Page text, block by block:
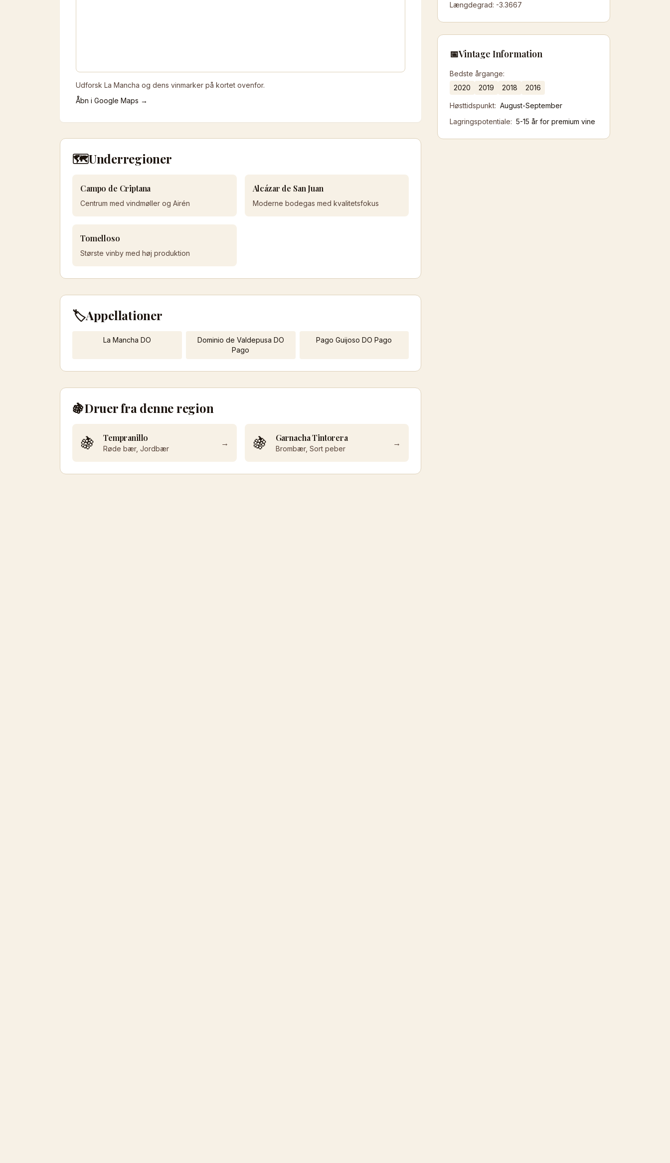
Udforsk La Mancha og dens vinmarker på kortet ovenfor.
Åbn i Google Maps →
🗺️Underregioner
Campo de Criptana
Centrum med vindmøller og Airén
Alcázar de San Juan
Moderne bodegas med kvalitetsfokus
Tomelloso
Største vinby med høj produktion
🏷️Appellationer
La Mancha DO
Dominio de Valdepusa DO
Pago
Pago Guijoso DO Pago
🍇Druer fra denne region
🍇 Tempranillo
Røde bær, Jordbær
→ 🍇 Garnacha Tintorera
Brombær, Sort peber
→
Længdegrad: -3.3667
📅Vintage Information
Bedste årgange:
2020
2019 2018 2016
Høsttidspunkt: August-September
Lagringspotentiale: 5-15 år for premium vine